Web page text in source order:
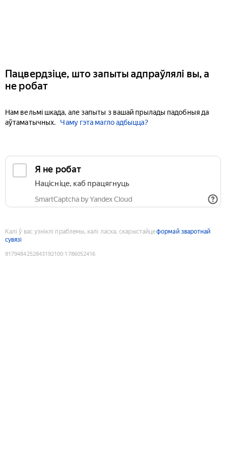
Пацвердзіце, што запыты адпраўлялі вы, а
не робат
Нам вельмі шкада, але запыты з вашай прылады падобныя да
аўтаматычных.
Чаму гэта магло адбыцца?
Я не робат
Націсніце, каб працягнуць
SmartCaptcha by Yandex Cloud
Калі ў вас узніклі праблемы, калі ласка, скарыстайцеформай зваротнай
сувязі
9179484252843192100:1786052416